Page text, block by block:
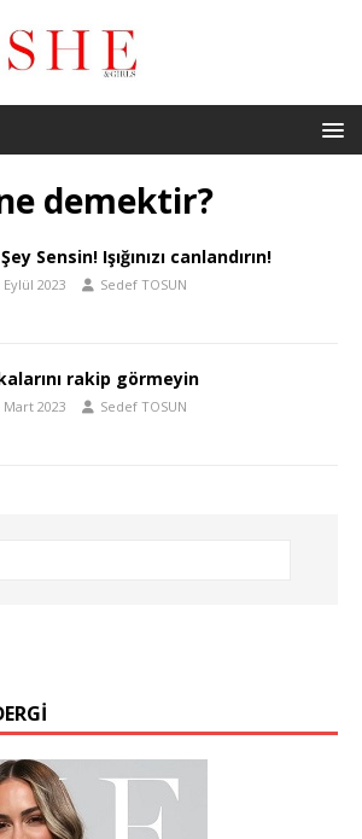
demektir?
Sensin! Işığınızı canlandırın!
Eylül 2023 Sedef TOSUN
rakip görmeyin
Mart 2023 Sedef TOSUN